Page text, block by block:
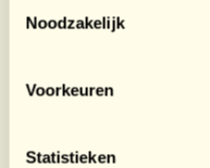
Noodzakelijk
Voorkeuren
Statistieken
Van Pelt - Van
Sporter